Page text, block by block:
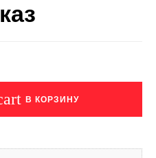
В КОРЗИНУ